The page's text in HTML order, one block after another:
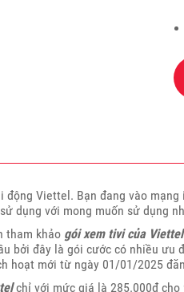
động Viettel. Bạn đang vào
dụng với mong muốn sử dụng
tham khảo gói xem tivi của Viettel
bởi đây là gói cước có nhiều
hoạt mới từ ngày 01/01/2025
chỉ với mức giá là 285.000đ cho